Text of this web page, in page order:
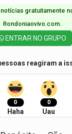
gratuitamente
Rondoniaovivo.com.​
ENTRAR NO GRUPO
reagiram a
0
Haha
0
Uau